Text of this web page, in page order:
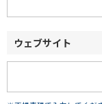
ウェブサイト